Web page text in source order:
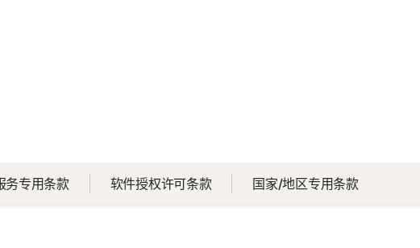
务专用条款 软件授权许可条款 国家/地区专用条款